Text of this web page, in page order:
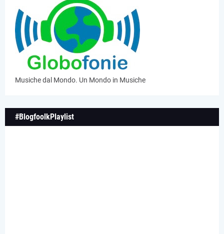
Musiche dal Mondo. Un Mondo in Musiche
#BlogfoolkPlaylist